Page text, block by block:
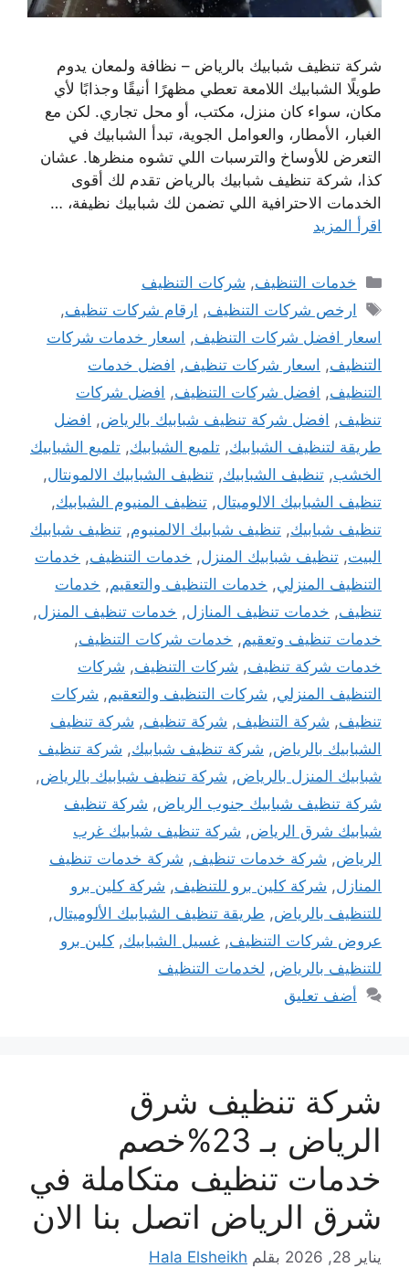
شركة تنظيف شبابيك بالرياض – نظافة ولمعان يدوم
طويلًا الشبابيك اللامعة تعطي مظهرًا أنيقًا وجذابًا لأي
مكان، سواء كان منزل، مكتب، أو محل تجاري. لكن مع
الغبار، الأمطار، والعوامل الجوية، تبدأ الشبابيك في
التعرض للأوساخ والترسبات اللي تشوه منظرها. عشان
كذا، شركة تنظيف شبابيك بالرياض تقدم لك أقوى
الخدمات الاحترافية اللي تضمن لك شبابيك نظيفة، …
اقرأ المزيد
التصنيفات
خدمات التنظيف, شركات التنظيف
الوسوم
ارخص شركات التنظيف, ارقام شركات تنظيف,
اسعار افضل شركات التنظيف, اسعار خدمات شركات
التنظيف, اسعار شركات تنظيف, افضل خدمات
التنظيف, افضل شركات التنظيف, افضل شركات
تنظيف, افضل شركة تنظيف شبابيك بالرياض, افضل
طريقة لتنظيف الشبابيك, تلميع الشبابيك, تلميع الشبابيك
الخشب, تنظيف الشبابيك, تنظيف الشبابيك الالمونتال,
تنظيف الشبابيك الالوميتال, تنظيف المنيوم الشبابيك,
تنظيف شبابيك, تنظيف شبابيك الالمنيوم, تنظيف شبابيك
البيت, تنظيف شبابيك المنزل, خدمات التنظيف, خدمات
التنظيف المنزلي, خدمات التنظيف والتعقيم, خدمات
تنظيف, خدمات تنظيف المنازل, خدمات تنظيف المنزل,
خدمات تنظيف وتعقيم, خدمات شركات التنظيف,
خدمات شركة تنظيف, شركات التنظيف, شركات
التنظيف المنزلي, شركات التنظيف والتعقيم, شركات
تنظيف, شركة التنظيف, شركة تنظيف, شركة تنظيف
الشبابيك بالرياض, شركة تنظيف شبابيك, شركة تنظيف
شبابيك المنزل بالرياض, شركة تنظيف شبابيك بالرياض,
شركة تنظيف شبابيك جنوب الرياض, شركة تنظيف
شبابيك شرق الرياض, شركة تنظيف شبابيك غرب
الرياض, شركة خدمات تنظيف, شركة خدمات تنظيف
المنازل, شركة كلين برو للتنظيف, شركة كلين برو
للتنظيف بالرياض, طريقة تنظيف الشبابيك الألوميتال,
عروض شركات التنظيف, غسيل الشبابيك, كلين برو
للتنظيف بالرياض, لخدمات التنظيف
أضف تعليق
شركة تنظيف شرق
الرياض بـ 23%خصم
خدمات تنظيف متكاملة في
شرق الرياض اتصل بنا الان
يناير 28, 2026 بقلم Hala Elsheikh